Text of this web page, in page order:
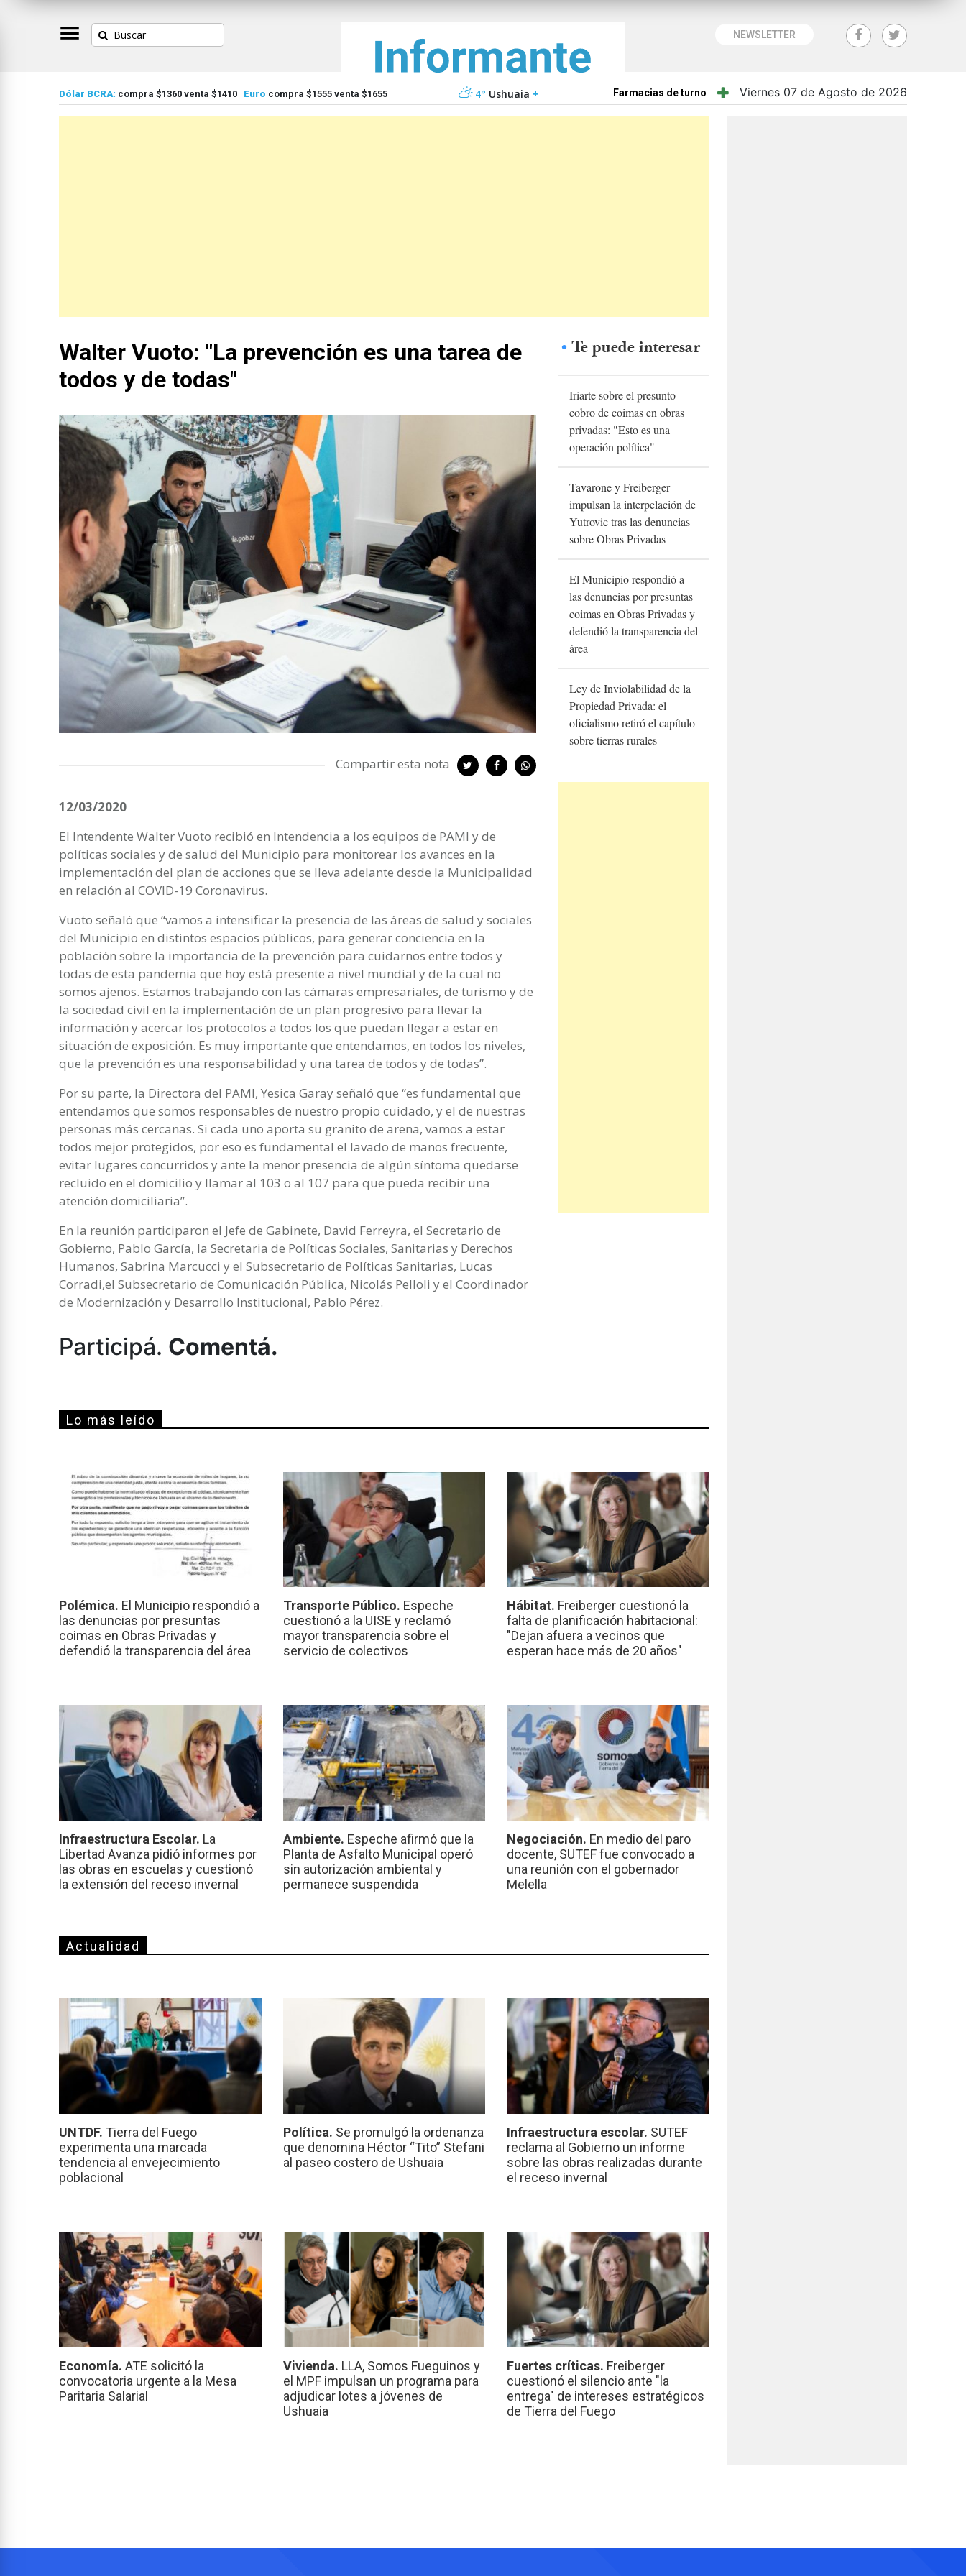
NEWSLETTER
Dólar BCRA: compra $1360 venta $1410 Euro compra $1555 venta $1655 4° Ushuaia + Farmacias de turno Viernes 07 de Agosto de 2026
Walter Vuoto: "La prevención es una tarea de
todos y de todas"
Compartir esta nota
12/03/2020
El Intendente Walter Vuoto recibió en Intendencia a los equipos de PAMI y de
políticas sociales y de salud del Municipio para monitorear los avances en la
implementación del plan de acciones que se lleva adelante desde la Municipalidad
en relación al COVID-19 Coronavirus.
Vuoto señaló que “vamos a intensificar la presencia de las áreas de salud y sociales
del Municipio en distintos espacios públicos, para generar conciencia en la
población sobre la importancia de la prevención para cuidarnos entre todos y
todas de esta pandemia que hoy está presente a nivel mundial y de la cual no
somos ajenos. Estamos trabajando con las cámaras empresariales, de turismo y de
la sociedad civil en la implementación de un plan progresivo para llevar la
información y acercar los protocolos a todos los que puedan llegar a estar en
situación de exposición. Es muy importante que entendamos, en todos los niveles,
que la prevención es una responsabilidad y una tarea de todos y de todas”.
Por su parte, la Directora del PAMI, Yesica Garay señaló que “es fundamental que
entendamos que somos responsables de nuestro propio cuidado, y el de nuestras
personas más cercanas. Si cada uno aporta su granito de arena, vamos a estar
todos mejor protegidos, por eso es fundamental el lavado de manos frecuente,
evitar lugares concurridos y ante la menor presencia de algún síntoma quedarse
recluido en el domicilio y llamar al 103 o al 107 para que pueda recibir una
atención domiciliaria”.
En la reunión participaron el Jefe de Gabinete, David Ferreyra, el Secretario de
Gobierno, Pablo García, la Secretaria de Políticas Sociales, Sanitarias y Derechos
Humanos, Sabrina Marcucci y el Subsecretario de Políticas Sanitarias, Lucas
Corradi,el Subsecretario de Comunicación Pública, Nicolás Pelloli y el Coordinador
de Modernización y Desarrollo Institucional, Pablo Pérez.
Te puede interesar
Iriarte sobre el presunto
cobro de coimas en obras
privadas: "Esto es una
operación política"
Tavarone y Freiberger
impulsan la interpelación de
Yutrovic tras las denuncias
sobre Obras Privadas
El Municipio respondió a
las denuncias por presuntas
coimas en Obras Privadas y
defendió la transparencia del
área
Ley de Inviolabilidad de la
Propiedad Privada: el
oficialismo retiró el capítulo
sobre tierras rurales
Participá. Comentá.
Lo más leído
Polémica. El Municipio respondió a
las denuncias por presuntas
coimas en Obras Privadas y
defendió la transparencia del área
Transporte Público. Espeche
cuestionó a la UISE y reclamó
mayor transparencia sobre el
servicio de colectivos
Hábitat. Freiberger cuestionó la
falta de planificación habitacional:
"Dejan afuera a vecinos que
esperan hace más de 20 años"
Infraestructura Escolar. La
Libertad Avanza pidió informes por
las obras en escuelas y cuestionó
la extensión del receso invernal
Ambiente. Espeche afirmó que la
Planta de Asfalto Municipal operó
sin autorización ambiental y
permanece suspendida
Negociación. En medio del paro
docente, SUTEF fue convocado a
una reunión con el gobernador
Melella
Actualidad
UNTDF. Tierra del Fuego
experimenta una marcada
tendencia al envejecimiento
poblacional
Política. Se promulgó la ordenanza
que denomina Héctor “Tito” Stefani
al paseo costero de Ushuaia
Infraestructura escolar. SUTEF
reclama al Gobierno un informe
sobre las obras realizadas durante
el receso invernal
Economía. ATE solicitó la
convocatoria urgente a la Mesa
Paritaria Salarial
Vivienda. LLA, Somos Fueguinos y
el MPF impulsan un programa para
adjudicar lotes a jóvenes de
Ushuaia
Fuertes críticas. Freiberger
cuestionó el silencio ante "la
entrega" de intereses estratégicos
de Tierra del Fuego